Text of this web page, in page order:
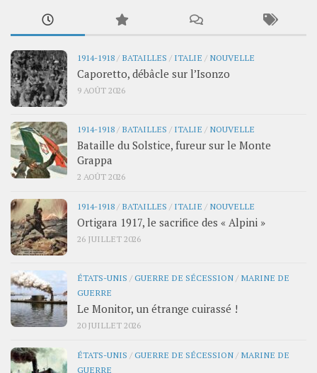
1914-1918 / BATAILLES / ITALIE / NOUVELLE
Caporetto, débâcle sur l’Isonzo
9 AOÛT 2026
1914-1918 / BATAILLES / ITALIE / NOUVELLE
Bataille du Solstice, fureur sur le Monte
Grappa
2 AOÛT 2026
1914-1918 / BATAILLES / ITALIE / NOUVELLE
Ortigara 1917, le sacrifice des « Alpini »
26 JUILLET 2026
ÉTATS-UNIS /GUERRE DE SÉCESSION / MARINE DE
GUERRE
Le Monitor, un étrange cuirassé !
20 JUILLET 2026
ÉTATS-UNIS /GUERRE DE SÉCESSION / MARINE DE
GUERRE